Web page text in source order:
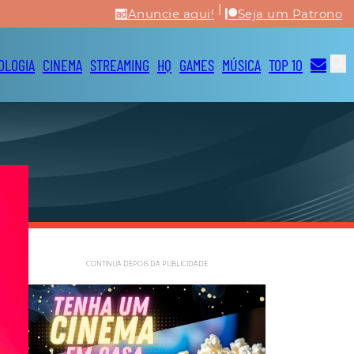
Anuncie aqui! | Seja um Patrono
CINEMA STREAMING HQ GAMES MÚSICA TOP 10
CONTINUA DEPOIS DA PUBLICIDADE